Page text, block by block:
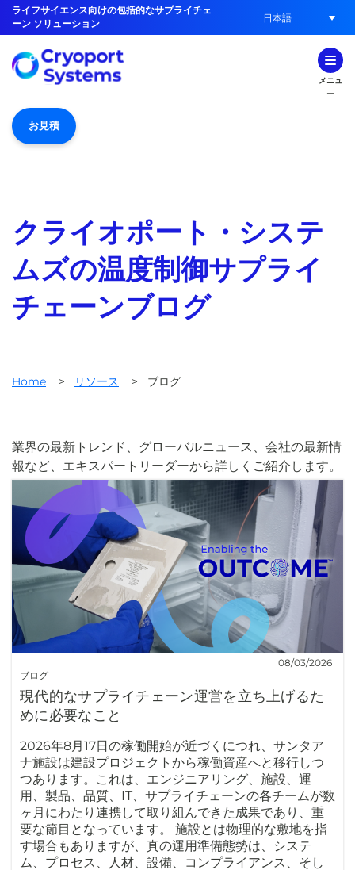
ライフサイエンス向けの包括的なサプライチェ
ーン ソリューション
日本語
メニュ
ー
お見積
クライオポート・システ
ムズの温度制御サプライ
チェーンブログ
Home > リソース > ブログ
業界の最新トレンド、グローバルニュース、会社の最新情
報など、エキスパートリーダーから詳しくご紹介します。
ブログ
08/03/2026
現代的なサプライチェーン運営を立ち上げるた
めに必要なこと
2026年8月17日の稼働開始が近づくにつれ、サンタア
ナ施設は建設プロジェクトから稼働資産へと移行しつ
つあります。これは、エンジニアリング、施設、運
用、製品、品質、IT、サプライチェーンの各チームが数
ヶ月にわたり連携して取り組んできた成果であり、重
要な節目となっています。 施設とは物理的な敷地を指
す場合もありますが、真の運用準備態勢は、システ
ム、プロセス、人材、設備、コンプライアンス、そし